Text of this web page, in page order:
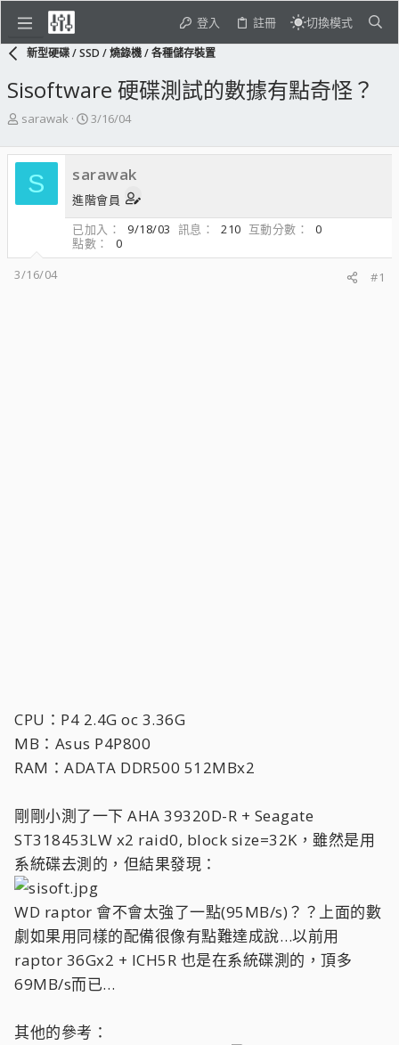
登入 註冊 切換模式
新型硬碟 / SSD / 燒錄機 / 各種儲存裝置
Sisoftware 硬碟測試的數據有點奇怪？
主
發
人
sarawak
開
日
期
3/16/04
S sarawak
進階會員
已加入
9/18/03 訊息 210 互動分數
0
點數
0
3/16/04
#1
CPU：P4 2.4G oc 3.36G
MB：Asus P4P800
RAM：ADATA DDR500 512MBx2
剛剛小測了一下 AHA 39320D-R + Seagate
ST318453LW x2 raid0, block size=32K，雖然是用
系統碟去測的，但結果發現：
WD raptor 會不會太強了一點(95MB/s)？？上面的數
劇如果用同樣的配備很像有點難達成說…以前用
raptor 36Gx2 + ICH5R 也是在系統碟測的，頂多
69MB/s而已…
其他的參考：